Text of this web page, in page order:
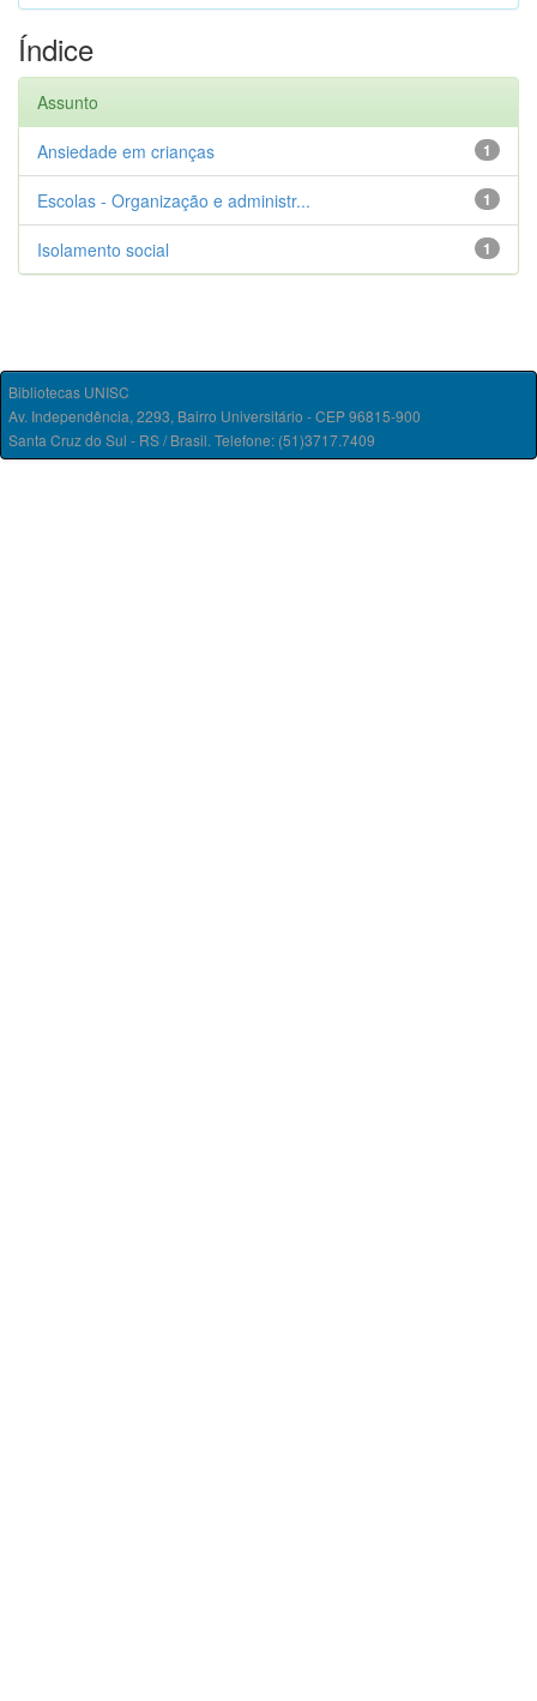
Índice
Assunto
1
Ansiedade em crianças
1
Escolas - Organização e administr...
1
Isolamento social
Bibliotecas UNISC
Av. Independência, 2293, Bairro Universitário - CEP 96815-900
Santa Cruz do Sul - RS / Brasil. Telefone: (51)3717.7409